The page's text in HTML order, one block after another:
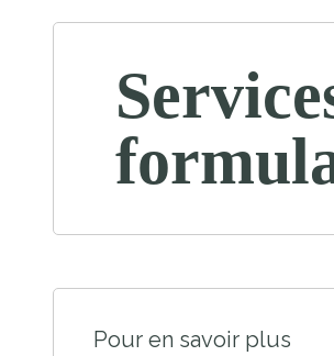
Pour en savoir plus